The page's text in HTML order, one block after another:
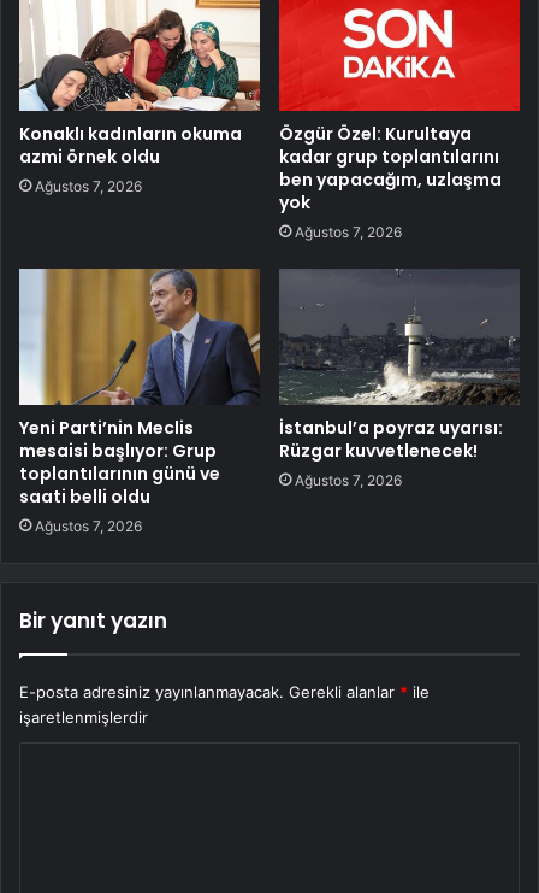
Konaklı kadınların okuma
azmi örnek oldu
Ağustos 7, 2026
Özgür Özel: Kurultaya
kadar grup toplantılarını
ben yapacağım, uzlaşma
yok
Ağustos 7, 2026
Yeni Parti’nin Meclis
mesaisi başlıyor: Grup
toplantılarının günü ve
saati belli oldu
Ağustos 7, 2026
İstanbul’a poyraz uyarısı:
Rüzgar kuvvetlenecek!
Ağustos 7, 2026
Bir yanıt yazın
E-posta adresiniz yayınlanmayacak. Gerekli alanlar * ile
işaretlenmişlerdir